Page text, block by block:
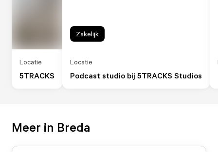
5TRACKS
Locatie
Podcast studio bij 5TRACKS Studios
Locatie
Zakelijk
Meer in Breda